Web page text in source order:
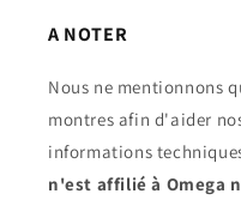
A NOTER
Nous ne mentionnons
montres afin d'aider
informations
n'est affilié à Omega